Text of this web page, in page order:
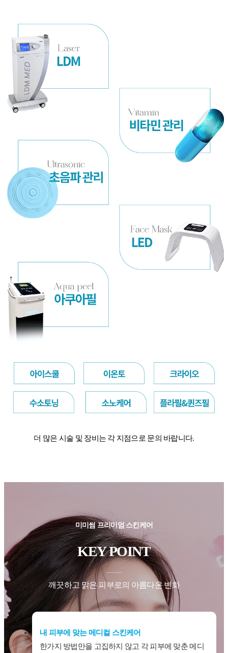
더 많은 시술 및 장비는 각 지점으로 문의 바랍니다.
미미썸 프리미엄 스킨케어
KEY POINT
깨끗하고 맑은 피부로의 아름다운 변화
내 피부에 맞는 메디컬 스킨케어
한가지 방법만을 고집하지 않고 각 피부에 맞춘 메디